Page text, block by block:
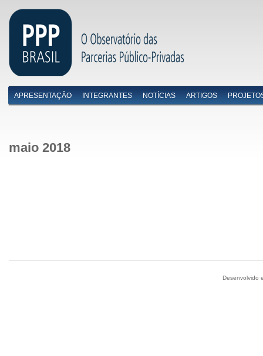
Menu primário
APRESENTAÇÃO INTEGRANTES NOTÍCIAS ARTIGOS
maio 2018
Desenvolvido